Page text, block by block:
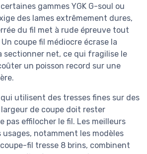
gammes YGK G-soul ou
des lames extrêmement dures,
du fil met à rude épreuve tout
coupe fil médiocre écrase la
sectionner net, ce qui fragilise le
un poisson record sur une
utilisent des tresses fines sur des
de coupe doit rester
pas effilocher le fil. Les meilleurs
usages, notamment les modèles
fil tresse 8 brins, combinent